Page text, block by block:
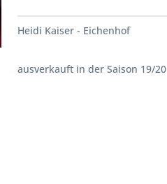
Heidi Kaiser - Eichenhof
ausverkauft in der Saison 19/20